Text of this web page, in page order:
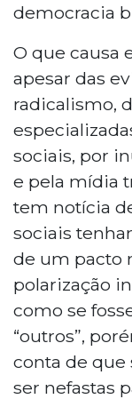
democracia
O que causa
apesar das
radicalismo,
sociais, por
e pela mídia
tem notícia
sociais
de um pacto
polarização
como se
“outros”,
conta de que
ser nefastas